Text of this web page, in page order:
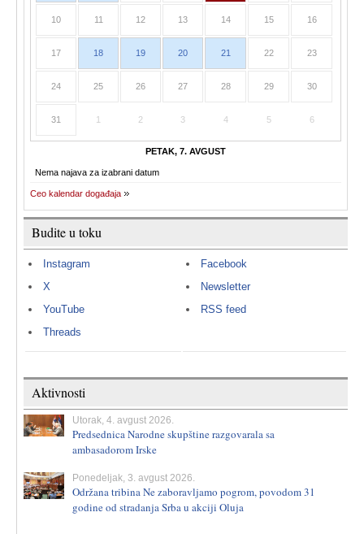
10 11 12 13 14 15 16
17 18 19 20 21 22 23
24 25 26 27 28 29 30
31 1 2 3 4 5 6
PETAK, 7. AVGUST
Nema najava za izabrani datum
Ceo kalendar događaja
Budite u toku
Instagram
X
YouTube
Threads
Facebook
Newsletter
RSS feed
Aktivnosti
Utorak, 4. avgust 2026.
Predsednica Narodne skupštine razgovarala sa
ambasadorom Irske
Ponedeljak, 3. avgust 2026.
Održana tribina Ne zaboravljamo pogrom, povodom 31
godine od stradanja Srba u akciji Oluja